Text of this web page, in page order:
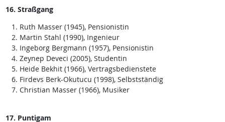
16. Straßgang
Ruth Masser (1945), Pensionistin
Martin Stahl (1990), Ingenieur
Ingeborg Bergmann (1957), Pensionistin
Zeynep Deveci (2005), Studentin
Heide Bekhit (1966), Vertragsbedienstete
Firdevs Berk-Okutucu (1998), Selbstständig
Christian Masser (1966), Musiker
17. Puntigam